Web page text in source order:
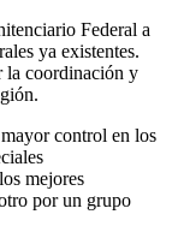
Federal a
ya existentes.
la coordinación y
control en los
mejores
por un grupo